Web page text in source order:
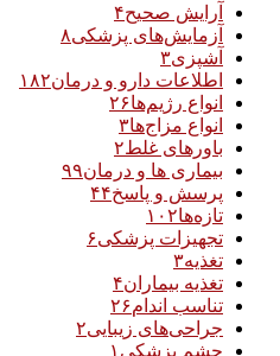
آرایش صحیح۴
آزمایش‌های پزشکی۸
آشپزی۳
اطلاعات دارو و درمان۱۸۲
انواع رژیم‌ها۲۶
انواع مزاج‌ها۳
باورهای غلط۲
بیماری ها و درمان۹۹
پرسش و پاسخ۴۴
تازه‌ها۱۰۲
تجهیزات پزشکی۶
تغذیه۳
تغذیه بیماران۴
تناسب اندام۲۶
جراحی‌های زیبایی۲
چشم پزشکی ۱